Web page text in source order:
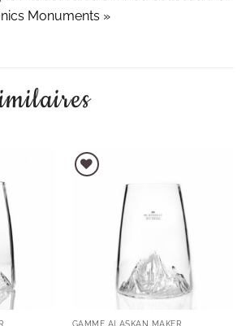
Monuments »
AJOUTER À LA LISTE D'ENVIES
GAMME ALASKAN MAKER